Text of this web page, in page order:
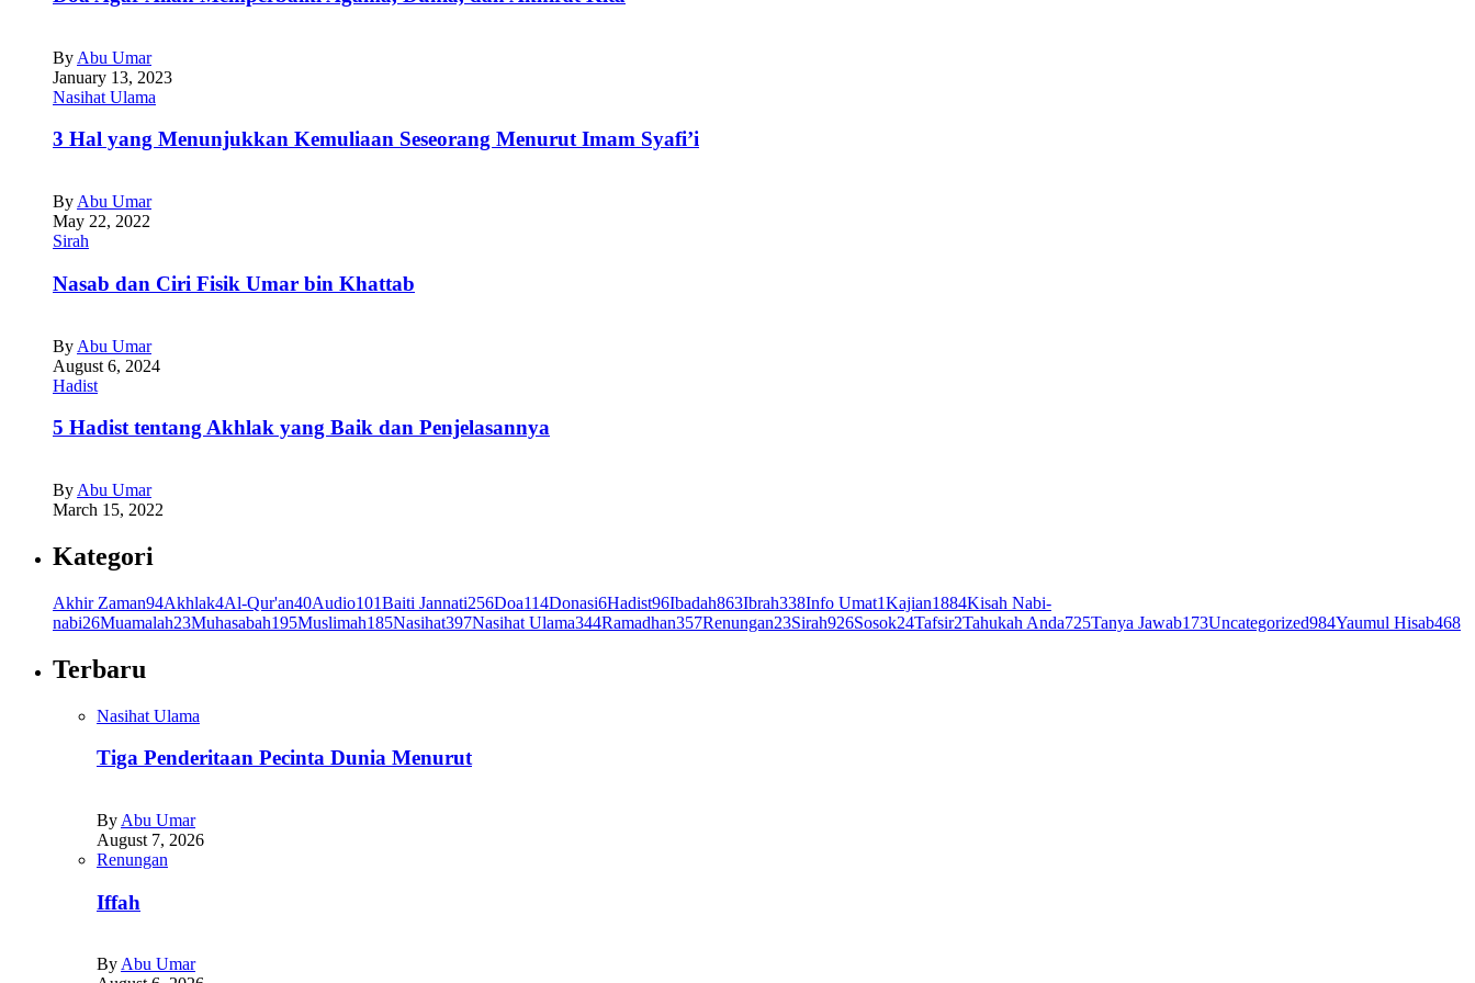
By Abu Umar
January 13, 2023
Nasihat Ulama
3 Hal yang Menunjukkan Kemuliaan Seseorang Menurut Imam Syafi’i
By Abu Umar
May 22, 2022
Sirah
Nasab dan Ciri Fisik Umar bin Khattab
By Abu Umar
August 6, 2024
Hadist
5 Hadist tentang Akhlak yang Baik dan Penjelasannya
By Abu Umar
March 15, 2022
Kategori
Akhir Zaman94Akhlak4Al-Qur'an40Audio101Baiti Jannati256Doa114Donasi6Hadist96Ibadah863Ibrah338Info Umat1Kajian1884Kisah Nabi-
nabi26Muamalah23Muhasabah195Muslimah185Nasihat397Nasihat Ulama344Ramadhan357Renungan23Sirah926Sosok24Tafsir2Tahukah Anda725Tanya Jawab173Uncategorized984Yaumul Hisab468
Terbaru
Nasihat Ulama
Tiga Penderitaan Pecinta Dunia Menurut
By Abu Umar
August 7, 2026
Renungan
Iffah
ByAbu Umar